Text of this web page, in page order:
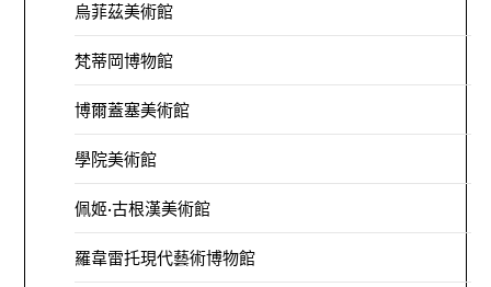
烏菲茲美術館
梵蒂岡博物館
博爾蓋塞美術館
學院美術館
佩姬·古根漢美術館
羅韋雷托現代藝術博物館